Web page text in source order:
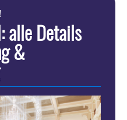
alle Details
&